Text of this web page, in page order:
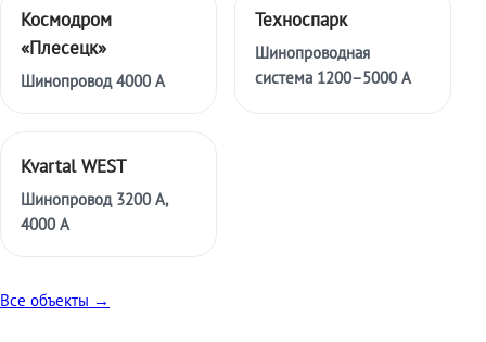
Космодром
«Плесецк»
Шинопровод 4000 А
Техноспарк
Шинопроводная
система 1200–5000 А
Kvartal WEST
Шинопровод 3200 А,
4000 А
Все объекты →